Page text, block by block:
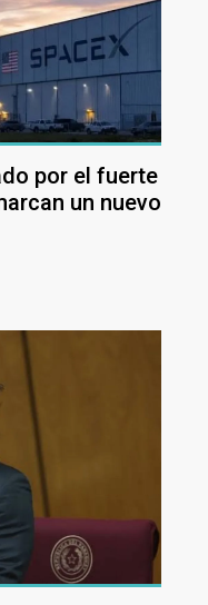
por el fuerte
un nuevo